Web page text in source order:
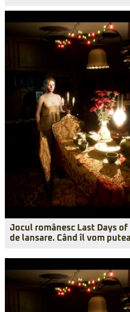
Jocul românesc Last Days of
de lansare. Când îl vom